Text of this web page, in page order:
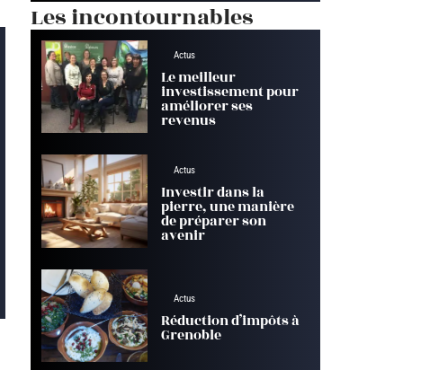
Les incontournables
Actus
Le meilleur
investissement pour
améliorer ses
revenus
Actus
Investir dans la
pierre, une manière
de préparer son
avenir
Actus
Réduction d’impôts à
Grenoble